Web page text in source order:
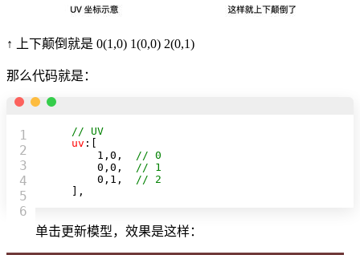
↑ 上下颠倒就是 0(1,0) 1(0,0) 2(0,1)
那么代码就是：
1
2
3
4
5
// UV
uv :[
1 , 0 ,
// 0
0 , 0 ,
// 1
0 , 1 ,
// 2
    ],
单击更新模型，效果是这样：